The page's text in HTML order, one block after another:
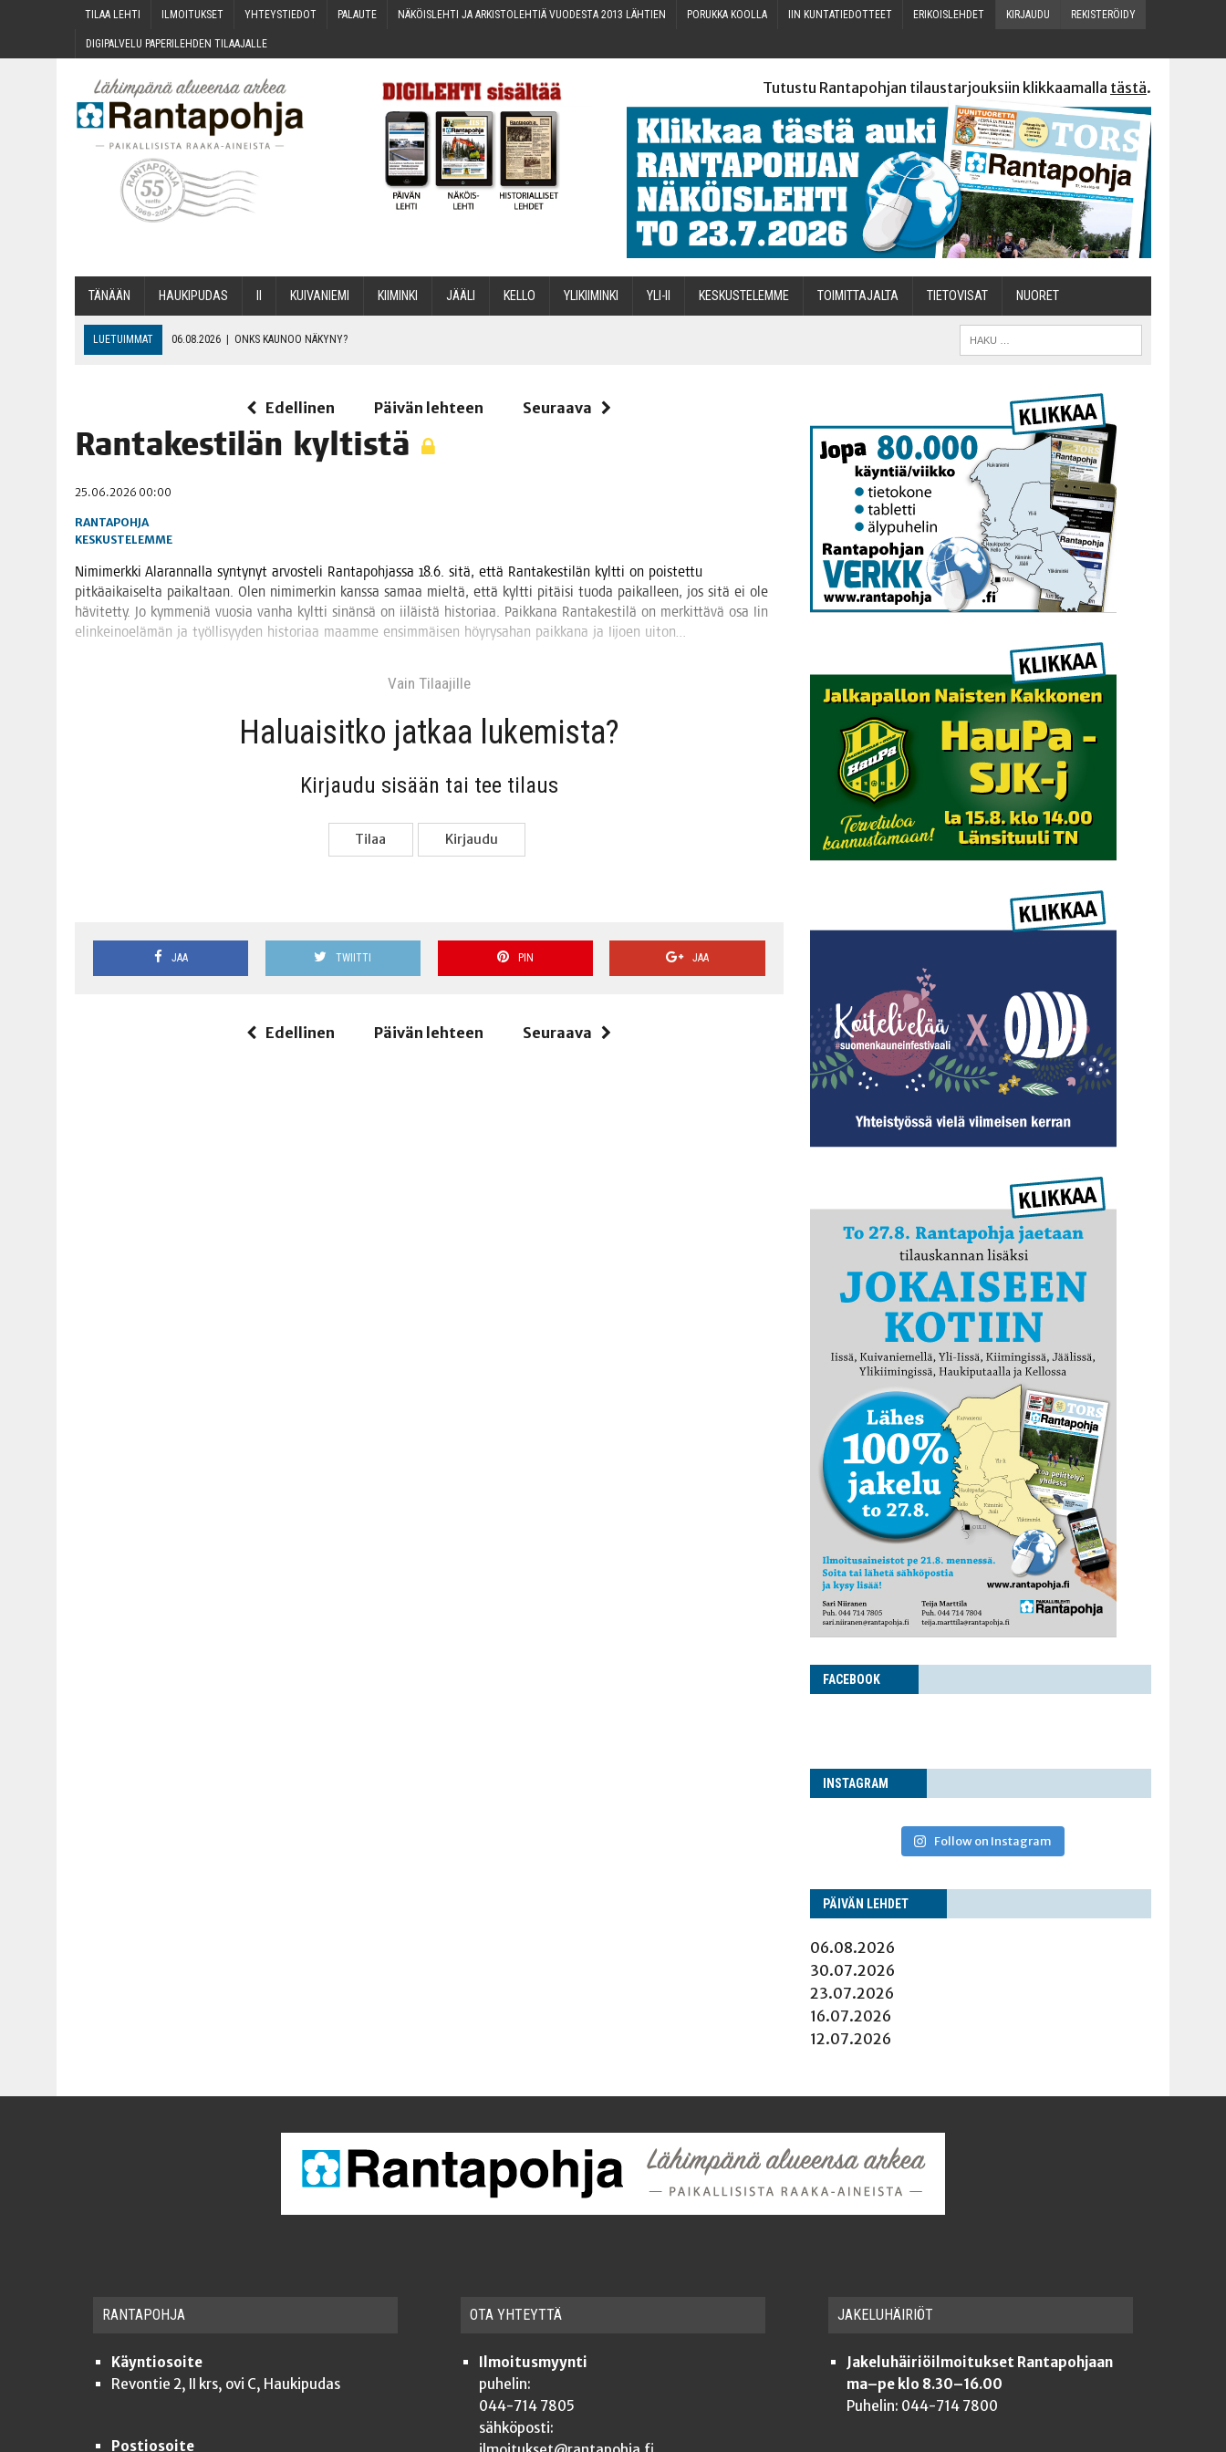
TILAA LEH­TI ILMOI­TUK­SET YHTEYS­TIE­DOT PALAU­TE NÄKÖIS­LEH­TI JA ARKIS­TO­LEH­TIÄ VUO­DES­TA 2013 LÄHTIEN PORUK­KA KOOLLA IIN KUN­TA­TIE­DOT­TEET ERI­KOIS­LEH­DET KIR­JAU­DU REKIS­TE­RÖI­DY
DIGI­PAL­VE­LU PAPE­RI­LEH­DEN TILAAJALLE
Tutustu Rantapohjan tilaustarjouksiin klikkaamalla tästä.
TÄNÄÄN HAU­KI­PU­DAS KUI­VA­NIE­MI KII­MIN­KI JÄÄ­LI KEL­LO YLI­KII­MIN­KI YLI-II KES­KUS­TE­LEM­ME TOI­MIT­TA­JAL­TA TIETOVISAT NUO­RET
LUETUIMMAT 06.08.2026 | ONKS KAU­NOO NÄKYNY?
OPIN­TOI­HIN KAN­SA­LAIS­OPIS­TOS­SA VOI SAA­DA AVUSTUSTA
06.08.2026 TOI­VEI­DEN KOTI IISTÄ!
06.08.2026 | KII­MIN­KI­PÄI­VÄT JÄR­JES­TE­TÄÄN PERIN­TEI­TÄ KUNNIOITTAEN
Edellinen Päivän lehteen Seuraava
Ran­ta­kes­ti­län kyltistä
25.06.2026 00:00
RANTAPOHJA
KESKUSTELEMME
Nimi­merk­ki Ala­ran­nal­la syn­ty­nyt arvos­te­li Ran­ta­poh­jas­sa 18.6. sitä, että Ran­ta­kes­ti­län kylt­ti on pois­tet­tu
pit­kä­ai­kai­sel­ta pai­kal­taan. Olen nimi­mer­kin kans­sa samaa miel­tä, että kylt­ti pitäi­si tuo­da pai­kal­leen, jos sitä ei ole
hävi­tet­ty. Jo kym­me­niä vuo­sia van­ha kylt­ti sinän­sä on iiläis­tä his­to­ri­aa. Paik­ka­na Ran­ta­kes­ti­lä on mer­kit­tä­vä osa Iin
elin­kei­noe­lä­män ja työl­li­syy­den his­to­ri­aa maam­me ensim­mäi­sen höy­ry­sa­han paik­ka­na ja Iijoen uiton…
Vain Tilaa­jil­le
Haluai­sit­ko jat­kaa lukemista?
Kir­jau­du sisään tai tee tilaus
Tilaa Kir­jau­du
JAA TWIITTI PIN JAA
Edellinen Päivän lehteen Seuraava
FACE­BOOK
INS­TA­GRAM
Follow on Instagram
PÄI­VÄN LEHDET
06.08.2026
30.07.2026
23.07.2026
16.07.2026
12.07.2026
RAN­TA­POH­JA
Käyntiosoite
Revontie 2, II krs, ovi C, Haukipudas
Postiosoite
OTA YHTEYT­TÄ
Ilmoitusmyynti
puhelin:
044-714 7805
sähköposti:
JAKE­LU­HÄI­RIÖT
Jakeluhäiriöilmoitukset Rantapohjaan
ma–pe klo 8.30–16.00
Puhelin: 044-714 7800